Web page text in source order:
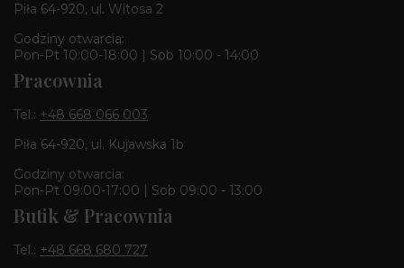
Piła 64-920, ul. Witosa 2
Godziny otwarcia:
Pon-Pt 10:00-18:00 | Sob 10:00 - 14:00
Pracownia
Tel.: +48 668 066 003
Piła 64-920, ul. Kujawska 1b
Godziny otwarcia:
Pon-Pt 09:00-17:00 | Sob 09:00 - 13:00
Butik & Pracownia
Tel.: +48 668 680 727